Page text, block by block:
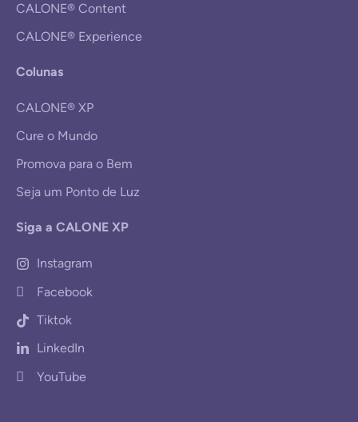
CALONE® Content
CALONE® Experience
Colunas
CALONE® XP
Cure o Mundo
Promova para o Bem
Seja um Ponto de Luz
Siga a CALONE XP
Instagram
Facebook
Tiktok
LinkedIn
YouTube